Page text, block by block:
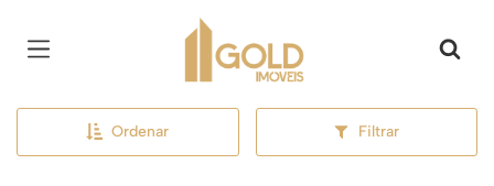
Página inicial
Ordenar Filtrar